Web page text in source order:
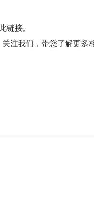
链接。
注我们，带您了解更多